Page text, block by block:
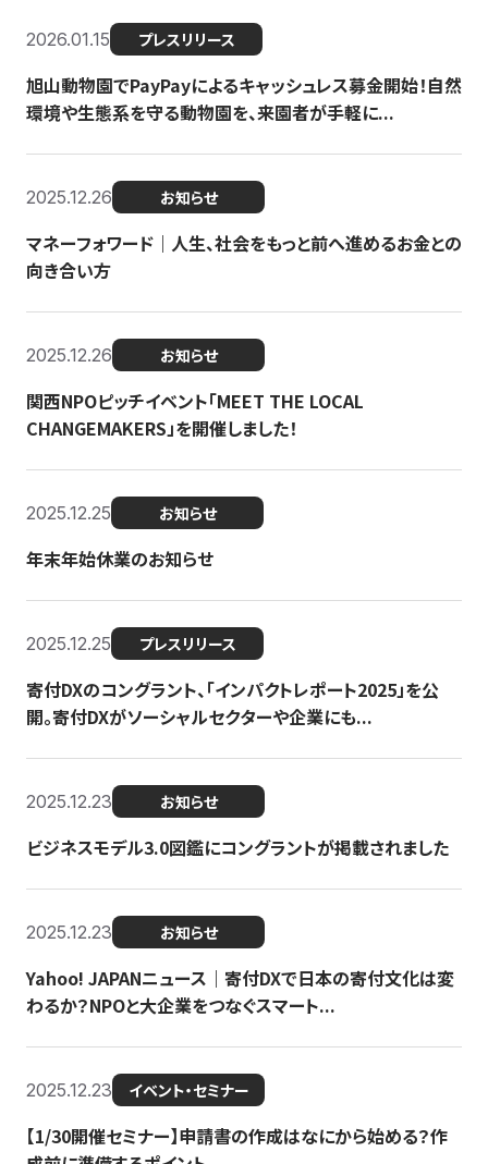
2026.01.15 プレスリリース
旭山動物園でPayPayによるキャッシュレス募金開始！自然
環境や生態系を守る動物園を、来園者が手軽に...
2025.12.26 お知らせ
マネーフォワード｜人生、社会をもっと前へ進めるお金との
向き合い方
2025.12.26 お知らせ
関西NPOピッチイベント「MEET THE LOCAL
CHANGEMAKERS」を開催しました！
2025.12.25 お知らせ
年末年始休業のお知らせ
2025.12.25 プレスリリース
寄付DXのコングラント、「インパクトレポート2025」を公
開。寄付DXがソーシャルセクターや企業にも...
2025.12.23 お知らせ
ビジネスモデル3.0図鑑にコングラントが掲載されました
2025.12.23 お知らせ
Yahoo! JAPANニュース｜寄付DXで日本の寄付文化は変
わるか？NPOと大企業をつなぐスマート...
2025.12.23 イベント・セミナー
【1/30開催セミナー】申請書の作成はなにから始める？作